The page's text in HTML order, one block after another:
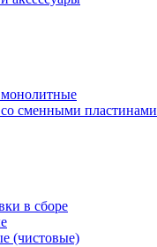
монолитные
сменными пластинами
в сборе
(чистовые)